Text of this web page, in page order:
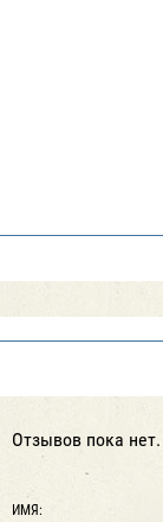
Отзывов пока нет.
ИМЯ: